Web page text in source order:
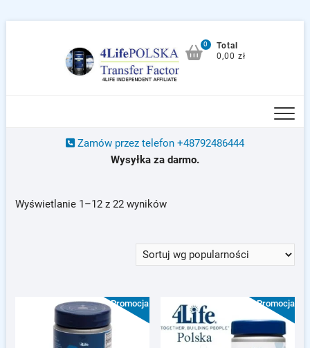
0
Total
0,00 zł
Zamów przez telefon +48792486444
Wysyłka za darmo.
Wyświetlanie 1–12 z 22 wynikówPosortowane
Promocja! Promocja!